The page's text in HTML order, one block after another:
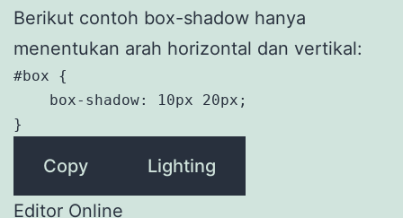
Berikut contoh box-shadow hanya
menentukan arah horizontal dan vertikal:
#box {
    box-shadow: 10px 20px;
}
Copy Lighting
Editor Online